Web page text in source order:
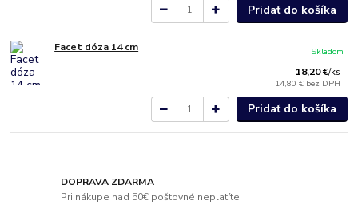
Pridať do košíka
Facet dóza 14 cm
18,20 €/ks
14,80 € bez DPH
Skladom
Pridať do košíka
DOPRAVA ZDARMA
Pri nákupe nad 50€ poštovné neplatíte.